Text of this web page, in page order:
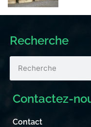
Recherche
Contactez-
Contact